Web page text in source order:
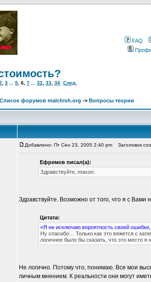
FAQ
3 5 6 7 32 33 34 След.
Список форумов malchish.org -> Вопросы теории
Добавлено: Пт Сен 23, 2005 2:40 pm Заголовок
Ефремов писал(а):
Здравствуйте, maxon.
Здравствуйте. Возможно от того, что я с Вами
Цитата:
«Я не исключаю вероятность своей
Ну спасибо… Только как это вяжется с
логичнее было бы сказать, что это место я
Не логично. Потому что, понимаю. Все мои
личным мнением. К реальности они могут